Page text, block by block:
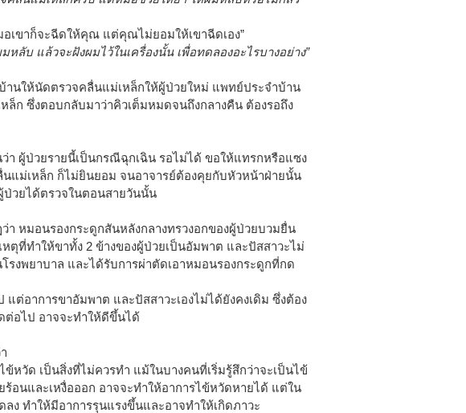
เขาก็จะฉีดให้คุณ แต่คุณไม่ยอมให้เขาฉีดเอง”
หลับ แล้วจะฝังผมไว้ในเครื่องนั้น เพื่อทดลองอะไรบางอย่าง”
านให้นัดตรวจคลื่นแม่เหล็กให้ผู้ป่วยใหม่ แพทย์ประจำบ้าน
ล็ก ซึ่งตอบกลับมาว่าคิวเต็มหมดจนถึงกลางคืน ต้องรอถึง
า ผู้ป่วยรายนี้เป็นกรณีฉุกเฉิน รอไม่ได้ ขอให้แทรกหรือแซง
นแม่เหล็ก ก็ไม่ยินยอม จนอาจารย์ต้องคุยกับหัวหน้าฝ่ายนั้น
ป่วยได้ตรวจในตอนสายวันนั้น
า หมอนรองกระดูกสันหลังกลางทรวงอกของผู้ป่วยบวมยื่น
ตุที่ทำให้ขาทั้ง 2 ข้างของผู้ป่วยเป็นอัมพาต และปัสสาวะไม่
รงพยาบาล และได้รับการผ่าตัดเอาหมอนรองกระดูกที่กด
ต่อาการขาอัมพาต และปัสสาวะเองไม่ได้ยังคงเดิม ซึ่งต้อง
อไป อาจจะทำให้ดีขึ้นได้
ข้หวัด เป็นสิ่งที่ไม่ควรทำ แม้ในบางคนที่เริ่มรู้สึกว่าจะเป็นไข้
ร้อนและเหงื่อออก อาจจะทำให้อาการไข้หวัดหายได้ แต่ใน
ง ทำให้มีอาการรุนแรงขึ้นและอาจทำให้เกิดภาวะ